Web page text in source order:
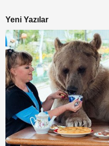
Yeni Yazılar